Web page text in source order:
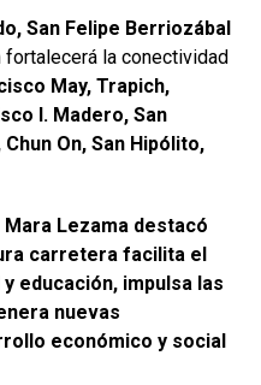
San Felipe Berriozábal
fortalecerá la conectividad
May, Trapich,
I. Madero, San
On, San Hipólito,
Mara Lezama destacó
carretera facilita el
educación, impulsa las
nuevas
económico y social